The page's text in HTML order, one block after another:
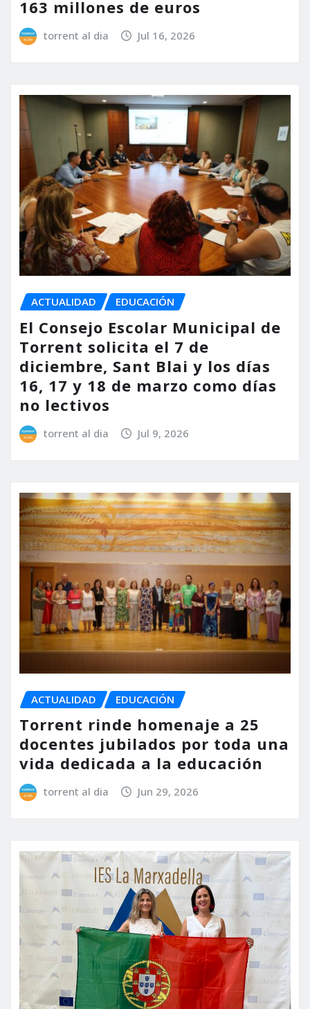
163 millones de euros
torrent al dia Jul 16, 2026
ACTUALIDAD EDUCACIÓN
El Consejo Escolar Municipal de
Torrent solicita el 7 de
diciembre, Sant Blai y los días
16, 17 y 18 de marzo como días
no lectivos
torrent al dia Jul 9, 2026
ACTUALIDAD EDUCACIÓN
Torrent rinde homenaje a 25
docentes jubilados por toda una
vida dedicada a la educación
torrent al dia Jun 29, 2026